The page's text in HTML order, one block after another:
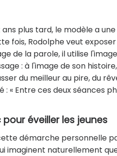
ans plus tard, le modèle a
fois, Rodolphe veut
de la parole, il utilise
: à l'image de son
du meilleur au pire, du
« Entre ces deux séances
éveiller les jeunes
démarche personnelle
imaginent naturellement